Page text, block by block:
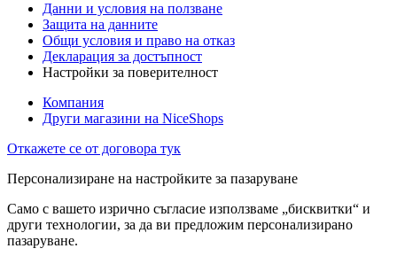
Данни и условия на ползване
Защита на данните
Общи условия и право на отказ
Декларация за достъпност
Настройки за поверителност
Компания
Други магазини на NiceShops
Откажете се от договора тук
Персонализиране на настройките за пазаруване
Само с вашето изрично съгласие използваме „бисквитки“ и
други технологии, за да ви предложим персонализирано
пазаруване.